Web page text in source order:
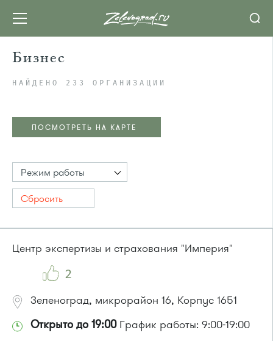
Бизнес
НАЙДЕНО 233 ОРГАНИЗАЦИИ
ПОСМОТРЕТЬ НА КАРТЕ
Режим работы
Сбросить
Центр экспертизы и страхования "Империя"
2
Зеленоград, микрорайон 16, Корпус 1651
Открыто до 19:00График работы: 9:00-19:00